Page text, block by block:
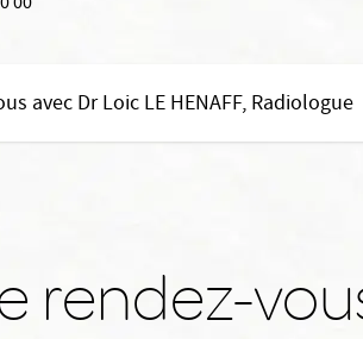
avec Dr Loic LE HENAFF, Radiologue
rendez-